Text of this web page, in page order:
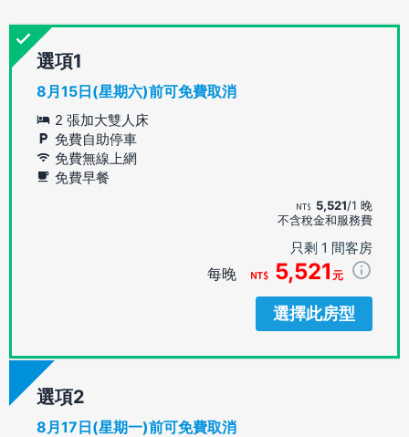
選項
8月15日(星期六)前可免費取消
2 張加大雙人床
免費自助停車
免費無線上網
免費早餐
5,521/1 晚
不含稅金和服務費
只剩 1 間客房
每晚 5,521 元
選擇此房型
選項
8月17日(星期一)前可免費取消